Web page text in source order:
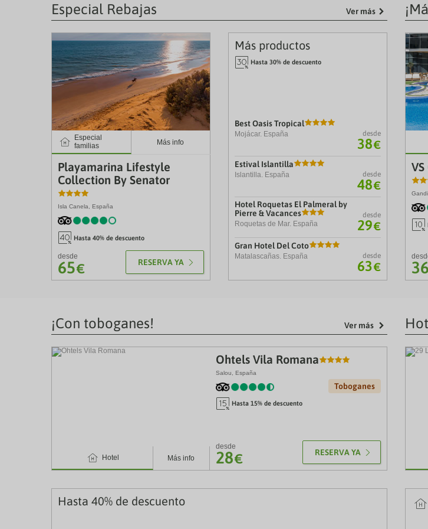
key
the
keyboard
key
the
Especial Rebajas Ver más
4
Especial
familias
Más info
Playamarina Lifestyle
Collection By Senator
Isla Canela, España
¢ Hasta 40% de descuento
&S
desde
65€ RESERVA YA
Más productos
| Hasta 30% de descuento
Best Oasis Tropical
Mojácar. España desde
38€
Estival Islantilla
Islantilla. España desde
48€
Hotel Roquetas El Palmeral by
Pierre & Vacances
Roquetas de Mar. España
desde
29€
Gran Hotel Del Coto
Matalascañas. España desde
63€
O
≤
36
¡Con toboganes! Ver más
4 Hotel Más info
Ohtels Vila Romana
Salou, España
Toboganes
E Hasta 15% de descuento
≤ƒΩ
desde
28€ RESERVA YA
Hasta 40% de descuento 4